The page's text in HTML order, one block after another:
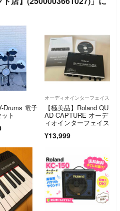
Drums 電子
ト
オーディオインターフェイス
【極美品】Roland QU
AD-CAPTURE オーデ
ィオインターフェイス
¥13,999